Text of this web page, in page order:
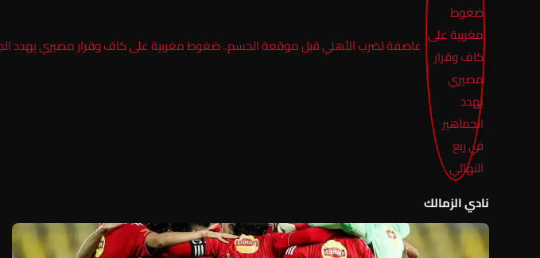
عاصفة تضرب الأهلي قبل موقعة الحسم.. ضغوط مغربية على كاف وقرار مصيري يهدد
نادي الزمالك